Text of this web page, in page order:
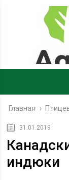
Главная ›
31.01.2019
индюки